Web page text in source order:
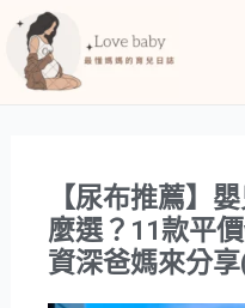
【尿布推薦】
麼選？11款平
資深爸媽來分